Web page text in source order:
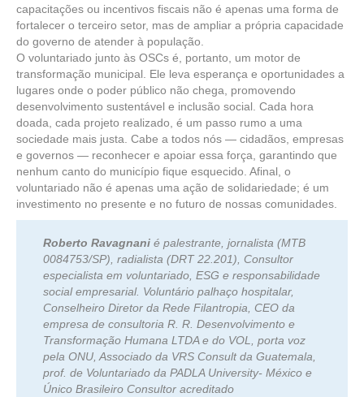
capacitações ou incentivos fiscais não é apenas uma forma de
fortalecer o terceiro setor, mas de ampliar a própria capacidade
do governo de atender à população.
O voluntariado junto às OSCs é, portanto, um motor de
transformação municipal. Ele leva esperança e oportunidades a
lugares onde o poder público não chega, promovendo
desenvolvimento sustentável e inclusão social. Cada hora
doada, cada projeto realizado, é um passo rumo a uma
sociedade mais justa. Cabe a todos nós — cidadãos, empresas
e governos — reconhecer e apoiar essa força, garantindo que
nenhum canto do município fique esquecido. Afinal, o
voluntariado não é apenas uma ação de solidariedade; é um
investimento no presente e no futuro de nossas comunidades.
Roberto Ravagnani é palestrante, jornalista (MTB
0084753/SP), radialista (DRT 22.201), Consultor
especialista em voluntariado, ESG e responsabilidade
social empresarial. Voluntário palhaço hospitalar,
Conselheiro Diretor da Rede Filantropia, CEO da
empresa de consultoria R. R. Desenvolvimento e
Transformação Humana LTDA e do VOL, porta voz
pela ONU, Associado da VRS Consult da Guatemala,
prof. de Voluntariado da PADLA University- México e
Único Brasileiro Consultor acreditado